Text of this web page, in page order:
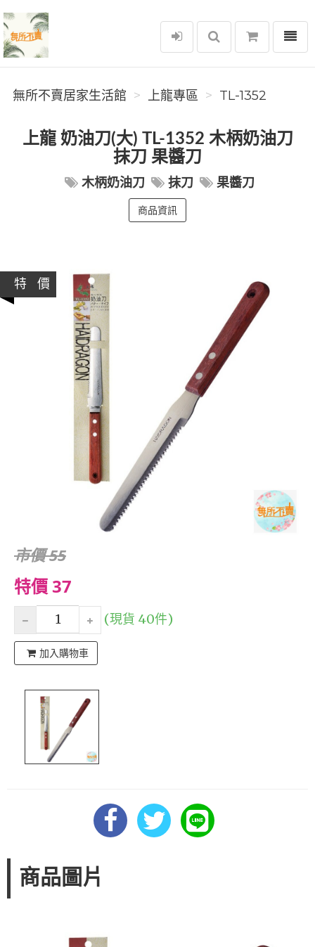
無所不賣居家生活館
選單
無所不賣居家生活館 上龍專區 TL-1352
上龍 奶油刀(大) TL-1352 木柄奶油刀
抹刀 果醬刀
木柄奶油刀 抹刀 果醬刀
商品資訊
特 價
市價 55
特價 37
(現貨 40件)
加入購物車
商品圖片